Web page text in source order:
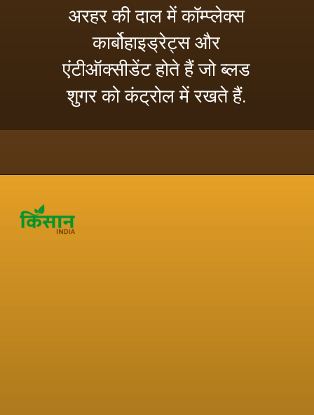
अरहर की दाल में कॉम्प्लेक्स
कार्बोहाइड्रेट्स और
एंटीऑक्सीडेंट होते हैं जो ब्लड
शुगर को कंट्रोल में रखते हैं.